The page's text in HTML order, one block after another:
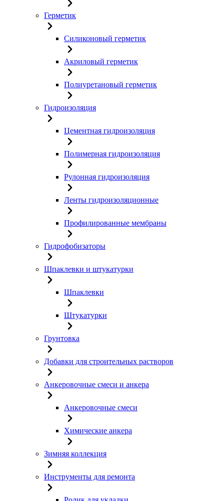
Герметик
Силиконовый герметик
Акриловый герметик
Полиуретановый герметик
Гидроизоляция
Цементная гидроизоляция
Полимерная гидроизоляция
Рулонная гидроизоляция
Ленты гидроизоляционные
Профилированные мембраны
Гидрофобизаторы
Шпаклевки и штукатурки
Шпаклевки
Штукатурки
Грунтовка
Добавки для строительных растворов
Анкеровочные смеси и анкера
Анкеровочные смеси
Химические анкера
Зимняя коллекция
Инструменты для ремонта